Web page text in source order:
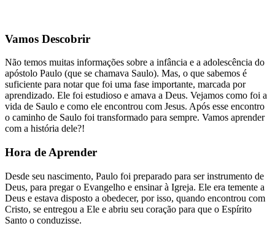
Vamos Descobrir
Não temos muitas informações sobre a infância e a adolescência do
apóstolo Paulo (que se chamava Saulo). Mas, o que sabemos é
suficiente para notar que foi uma fase importante, marcada por
aprendizado. Ele foi estudioso e amava a Deus. Vejamos como foi a
vida de Saulo e como ele encontrou com Jesus. Após esse encontro
o caminho de Saulo foi transformado para sempre. Vamos aprender
com a história dele?!
Hora de Aprender
Desde seu nascimento, Paulo foi preparado para ser instrumento de
Deus, para pregar o Evangelho e ensinar à Igreja. Ele era temente a
Deus e estava disposto a obedecer, por isso, quando encontrou com
Cristo, se entregou a Ele e abriu seu coração para que o Espírito
Santo o conduzisse.